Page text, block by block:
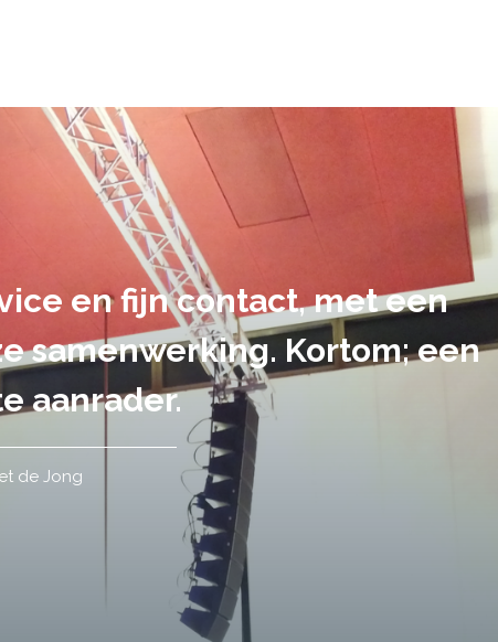
van ons evenement heb ik
en dat is een aanrader! Alles
verzorgd.
de Lange